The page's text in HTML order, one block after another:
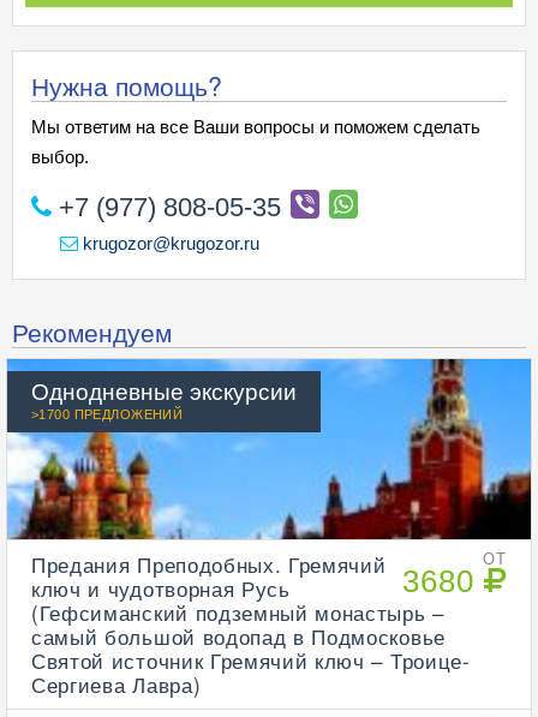
Нужна помощь?
Мы ответим на все Ваши вопросы и поможем сделать
выбор.
+7 (977) 808-05-35
krugozor@krugozor.ru
Рекомендуем
Однодневные экскурсии
>1700 ПРЕДЛОЖЕНИЙ
ОТ
3680
Предания Преподобных. Гремячий
ключ и чудотворная Русь
(Гефсиманский подземный монастырь –
самый большой водопад в Подмосковье
Святой источник Гремячий ключ – Троице-
Сергиева Лавра)